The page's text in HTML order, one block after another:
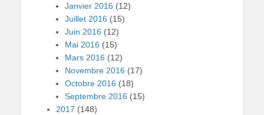
Janvier 2016 (12)
Juillet 2016 (15)
Juin 2016 (12)
Mai 2016 (15)
Mars 2016 (12)
Novembre 2016 (17)
Octobre 2016 (18)
Septembre 2016 (15)
2017 (148)